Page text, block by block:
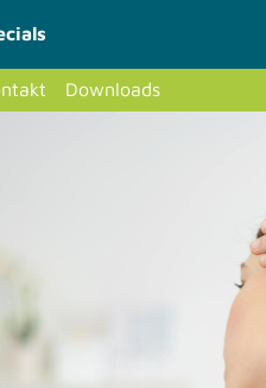
Downloads